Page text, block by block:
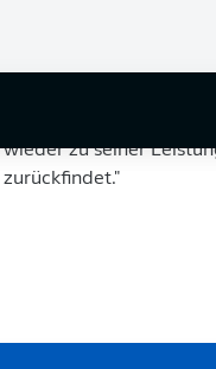
ihm ein Umdenken.
zu seiner